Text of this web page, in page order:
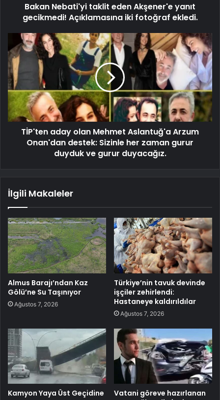
Bakan Nebati'yi taklit eden Akşener'e yanıt
gecikmedi! Açıklamasına iki fotoğraf ekledi.
TİP'ten aday olan Mehmet Aslantuğ'a Arzum
Onan'dan destek: Sizinle her zaman gurur
duyduk ve gurur duyacağız.
İlgili Makaleler
Almus Barajı’ndan Kaz
Gölü’ne Su Taşınıyor
Ağustos 7, 2026
Türkiye’nin tavuk devinde
işçiler zehirlendi:
Hastaneye kaldırıldılar
Ağustos 7, 2026
Kamyon Yaya Üst Geçidine
Vatani göreve hazırlanan